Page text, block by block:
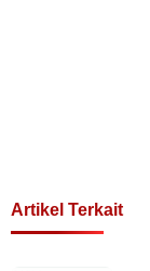
Artikel Terkait